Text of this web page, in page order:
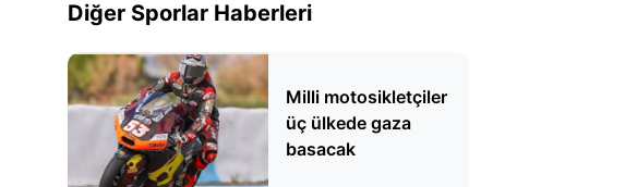
Diğer Sporlar Haberleri
Milli motosikletçiler
üç ülkede gaza
basacak